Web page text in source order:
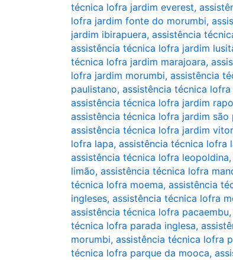
técnica lofra jardim everest,
lofra jardim fonte do morumbi,
jardim ibirapuera, assistência
assistência técnica lofra jardim
técnica lofra jardim marajoara,
lofra jardim morumbi, assistência
paulistano, assistência técnica
assistência técnica lofra jardim
assistência técnica lofra jardim são
assistência técnica lofra jardim
lofra lapa, assistência técnica lofra
assistência técnica lofra leopoldina,
limão, assistência técnica lofra
técnica lofra moema, assistência
ingleses, assistência técnica lofra
assistência técnica lofra pacaembu,
técnica lofra parada inglesa,
morumbi, assistência técnica lofra
técnica lofra parque da mooca,